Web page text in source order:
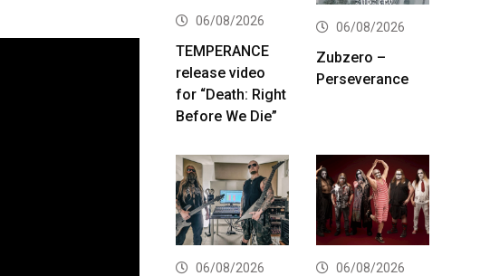
06/08/2026
TEMPERANCE
release video
for “Death: Right
Before We Die”
06/08/2026
Zubzero –
Perseverance
06/08/2026 06/08/2026